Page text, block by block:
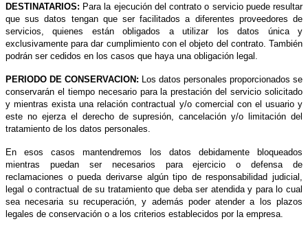
DESTINATARIOS: Para la ejecución del contrato o servicio puede resultar
que sus datos tengan que ser facilitados a diferentes proveedores de
servicios, quienes están obligados a utilizar los datos única y
exclusivamente para dar cumplimiento con el objeto del contrato. También
podrán ser cedidos en los casos que haya una obligación legal.
PERIODO DE CONSERVACION: Los datos personales proporcionados se
conservarán el tiempo necesario para la prestación del servicio solicitado
y mientras exista una relación contractual y/o comercial con el usuario y
este no ejerza el derecho de supresión, cancelación y/o limitación del
tratamiento de los datos personales.
En esos casos mantendremos los datos debidamente bloqueados
mientras puedan ser necesarios para ejercicio o defensa de
reclamaciones o pueda derivarse algún tipo de responsabilidad judicial,
legal o contractual de su tratamiento que deba ser atendida y para lo cual
sea necesaria su recuperación, y además poder atender a los plazos
legales de conservación o a los criterios establecidos por la empresa.